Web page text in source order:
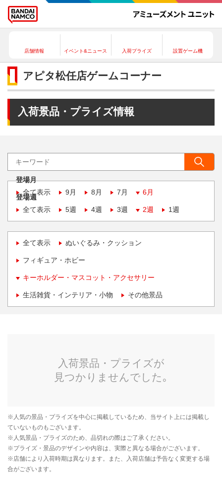
店舗情報 イベント&ニュース 入荷プライズ 設置ゲーム機
アピタ松任店ゲームコーナー
入荷景品・プライズ情報
登場月
全て表示
9月 8月 7月 6月
登場週
全て表示
5週 4週 3週 2週 1週
全て表示 ぬいぐるみ・クッション
フィギュア・ホビー
キーホルダー・マスコット・アクセサリー
生活雑貨・インテリア・小物 その他景品